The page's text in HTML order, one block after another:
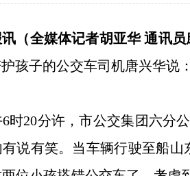
全媒体记者胡亚华 通讯员
孩子的公交车司机唐兴华说
20分许，市公交集团六分公
说有笑。当车辆行驶至船